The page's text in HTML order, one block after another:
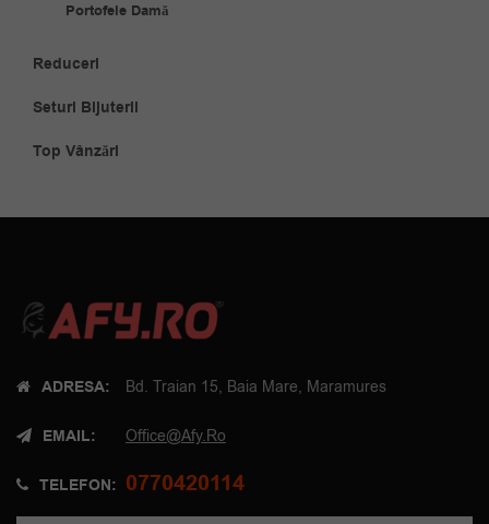
Portofele Damă
Reduceri
Seturi Bijuterii
Top Vânzări
ADRESA: Bd. Traian 15, Baia Mare, Maramures
EMAIL: Office@afy.ro
TELEFON: 0770420114